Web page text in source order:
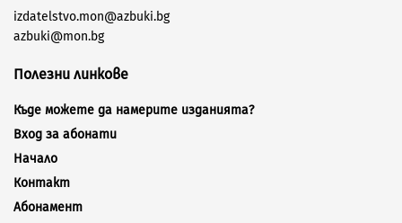
izdatelstvo.mon@azbuki.bg
azbuki@mon.bg
Полезни линкове
Къде можете да намерите изданията?
Вход за абонати
Начало
Контакт
Абонамент